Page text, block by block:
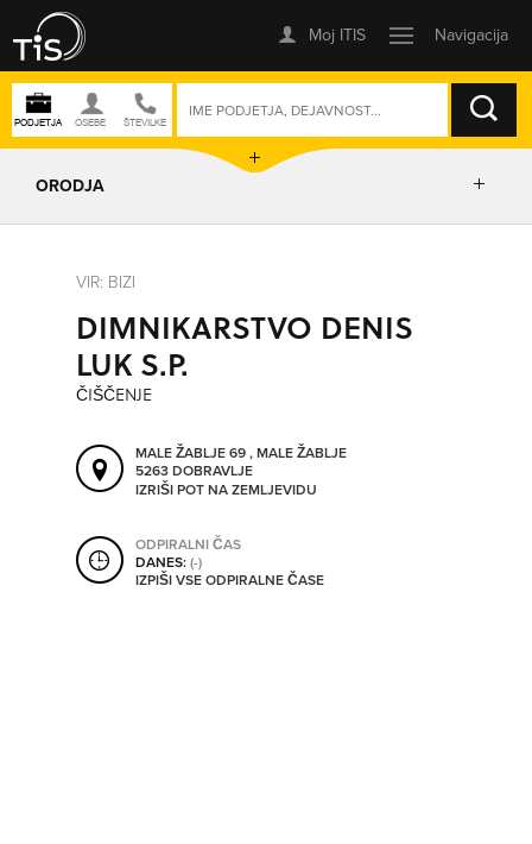
ISKANJE
ORODJA
IZRIŠI POT
POŠLJI SMS
ORODJA
SHRANI V MOJ ITIS
VIR: BIZI
DIMNIKARSTVO DENIS
LUK S.P.
ČIŠČENJE
MALE ŽABLJE 69 , MALE ŽABLJE
5263 DOBRAVLJE
IZRIŠI POT NA ZEMLJEVIDU
ODPIRALNI ČAS
DANES:(-)
IZPIŠI VSE ODPIRALNE ČASE